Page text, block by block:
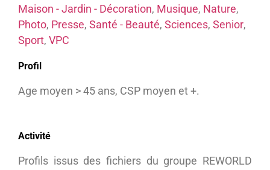
Maison - Jardin - Décoration, Musique, Nature,
Photo, Presse, Santé - Beauté, Sciences, Senior,
Sport, VPC
Profil
Age moyen > 45 ans, CSP moyen et +.
Activité
Profils issus des fichiers du groupe REWORLD